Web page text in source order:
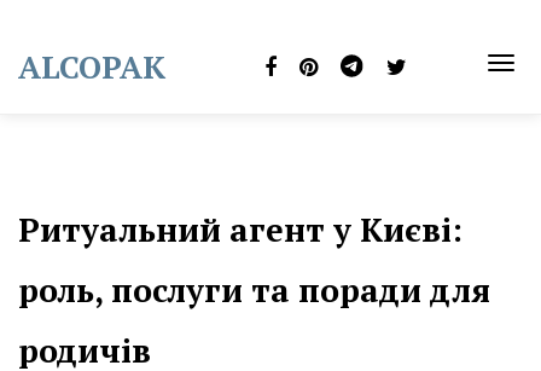
content
ALCOPAK
Ритуальний агент у Києві:
роль, послуги та поради для
родичів